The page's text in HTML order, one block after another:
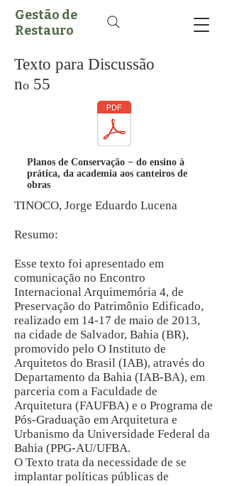
Gestão de
Restauro
Texto para Discussão
no 55
Planos de Conservação − do ensino à
prática, da academia aos canteiros de
obras
TINOCO, Jorge Eduardo Lucena
Resumo:
Esse texto foi apresentado em
comunicação no Encontro
Internacional Arquimemória 4, de
Preservação do Patrimônio Edificado,
realizado em 14-17 de maio de 2013,
na cidade de Salvador, Bahia (BR),
promovido pelo O Instituto de
Arquitetos do Brasil (IAB), através do
Departamento da Bahia (IAB-BA), em
parceria com a Faculdade de
Arquitetura (FAUFBA) e o Programa de
Pós-Graduação em Arquitetura e
Urbanismo da Universidade Federal da
Bahia (PPG-AU/UFBA.
O Texto trata da necessidade de se
implantar políticas públicas de